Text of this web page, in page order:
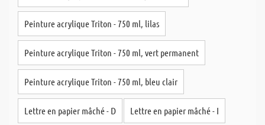
Peinture acrylique Triton - 750 ml, lilas
Peinture acrylique Triton - 750 ml, vert permanent
Peinture acrylique Triton - 750 ml, bleu clair
Lettre en papier mâché - D Lettre en papier mâché - I